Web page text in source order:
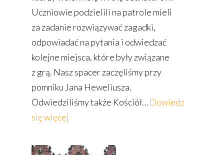
Uczniowie podzielili na patrole mieli
za zadanie rozwiązywać zagadki,
odpowiadać na pytania i odwiedzać
kolejne miejsca, które były związane
z grą. Nasz spacer zaczęliśmy przy
pomniku Jana Heweliusza.
Odwiedziliśmy także Kościół… Dowiedz
się więcej
z nami